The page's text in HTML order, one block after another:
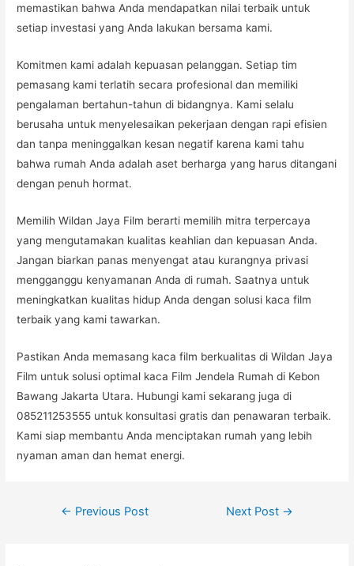
memastikan bahwa Anda mendapatkan nilai terbaik untuk
setiap investasi yang Anda lakukan bersama kami.
Komitmen kami adalah kepuasan pelanggan. Setiap tim
pemasang kami terlatih secara profesional dan memiliki
pengalaman bertahun-tahun di bidangnya. Kami selalu
berusaha untuk menyelesaikan pekerjaan dengan rapi efisien
dan tanpa meninggalkan kesan negatif karena kami tahu
bahwa rumah Anda adalah aset berharga yang harus ditangani
dengan penuh hormat.
Memilih Wildan Jaya Film berarti memilih mitra terpercaya
yang mengutamakan kualitas keahlian dan kepuasan Anda.
Jangan biarkan panas menyengat atau kurangnya privasi
mengganggu kenyamanan Anda di rumah. Saatnya untuk
meningkatkan kualitas hidup Anda dengan solusi kaca film
terbaik yang kami tawarkan.
Pastikan Anda memasang kaca film berkualitas di Wildan Jaya
Film untuk solusi optimal kaca Film Jendela Rumah di Kebon
Bawang Jakarta Utara. Hubungi kami sekarang juga di
085211253555 untuk konsultasi gratis dan penawaran terbaik.
Kami siap membantu Anda menciptakan rumah yang lebih
nyaman aman dan hemat energi.
Post
← Previous Post Next Post →